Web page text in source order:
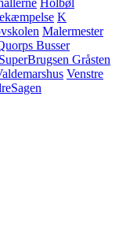
Holbøl
K
Malermester
Busser
SuperBrugsen Gråsten
Venstre